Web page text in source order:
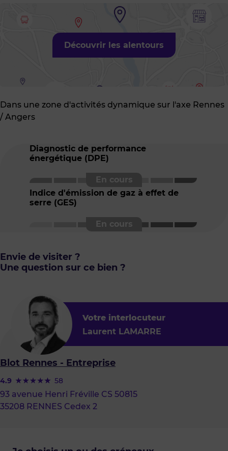
Découvrir les alentours
Dans une zone d'activités dynamique sur l'axe Rennes
/ Angers
Diagnostic de performance
énergétique (DPE)
Indice d'émission de gaz à effet de
serre (GES)
Envie de visiter ?
Une question sur ce bien ?
Votre interlocuteur
Laurent LAMARRE
Blot Rennes - Entreprise
4.9 58
93 avenue Henri Fréville CS 50815
35208 RENNES Cedex 2